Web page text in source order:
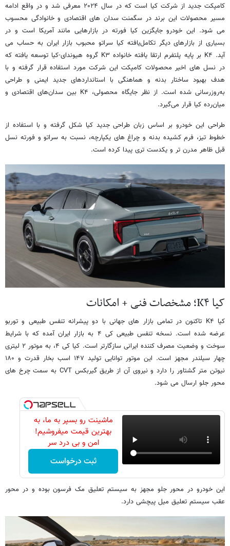
کامپکت جدید از شرکت کیا است که در سال ۲۰۲۴ معرفی شد و در واقع ادامه
مسیر محصولات این برند در سگمنت سدان‌ های اقتصادی و خانوادگی محسوب
می‌ شود. این خودرو جایگزین کیا فورته در بازارهایی مانند آمریکا است و در
بسیاری از بازارهای دیگر تکامل‌یافته کیا سراتو محبوب بازار ایران به حساب می
آید. K۴ بر پایه پلتفرم ارتقا یافته خانواده K۳ گروه هیوندای-کیا توسعه یافته که
در نسل‌ های اخیر محصولات کامپکت این شرکت مورد استفاده قرار گرفته و با
هدف بهبود ساختار بدنه و هماهنگی با استانداردهای جدید ایمنی و طراحی
به‌روزرسانی شده است. از نظر جایگاه محصولی، K۴ بین سدان‌های اقتصادی و
میان‌رده کیا قرار می‌گیرد.
طراحی این خودرو بر اساس زبان طراحی جدید کیا شکل گرفته و با استفاده از
خطوط تیز، فرم کشیده بدنه و چراغ‌ های یکپارچه، نسبت به سراتو و فورته نسل
قبل ظاهر مدرن‌ تر و یکدست‌ تری پیدا کرده است.
کیا K۴؛ مشخصات فنی + امکانات
کیا K۴ تاکنون در تمامی بازار های جهانی با دو پیشرانه تنفس طبیعی و توربو
عرضه شده است. نسخه تنفس طبیعی کی ۴ به بازار ایران آمده که با شرایط
سوخت و وضعیت مصرف کننده ایرانی سازگارتر است. کیا کی ۴، به موتور ۲ لیتری
چهار سیلندر مجهز است. این موتور توانایی تولید ۱۴۷ اسب بخار قدرت و ۱۸۰
نیوتن متر گشتاور را دارد و نیروی آن از طریق گیربکس CVT به سمت چرخ های
محور جلو ارسال می شود.
ماشینت رو بسپر به ما، به
بهترین قیمت میفروشیم!
امن و بی درد سر
ثبت درخواست
این خودرو در محور جلو مجهز به سیستم تعلیق مک فرسون بوده و در محور
عقب سیستم تعلیق میل پیچشی دارد.